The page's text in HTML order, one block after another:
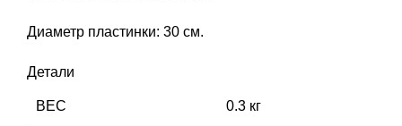
Диаметр пластинки: 30 см.
Детали
ВЕС 0.3 кг